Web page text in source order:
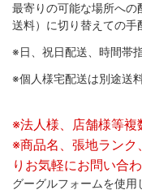
最寄りの可能な場所への
送料）に切り替えての手
※日、祝日配送、時間帯
※個人様宅配送は別途送
※法人様、店舗様等複
※商品名、張地ランク
りお気軽にお問い合
グーグルフォームを使用